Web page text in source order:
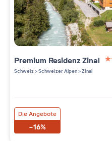
Premium ResidenzZinal
Schweiz >Schweizer Alpen>Zinal
Die Angebote
-16%